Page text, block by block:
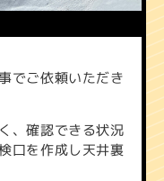
でご依頼いただき
、確認できる状況
口を作成し天井裏